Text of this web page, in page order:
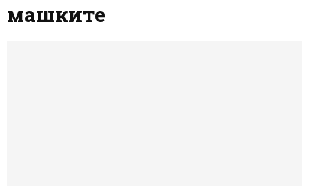
машките